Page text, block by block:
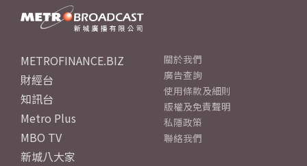
METROFINANCE.BIZ
財經台
知訊台
Metro Plus
MBO TV
新城八大家
關於我們
廣告查詢
使用條款及細則
版權及免責聲明
私隱政策
聯絡我們